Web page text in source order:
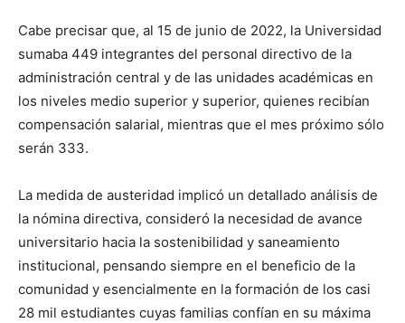
Cabe precisar que, al 15 de junio de 2022, la Universidad
sumaba 449 integrantes del personal directivo de la
administración central y de las unidades académicas en
los niveles medio superior y superior, quienes recibían
compensación salarial, mientras que el mes próximo sólo
serán 333.
La medida de austeridad implicó un detallado análisis de
la nómina directiva, consideró la necesidad de avance
universitario hacia la sostenibilidad y saneamiento
institucional, pensando siempre en el beneficio de la
comunidad y esencialmente en la formación de los casi
28 mil estudiantes cuyas familias confían en su máxima